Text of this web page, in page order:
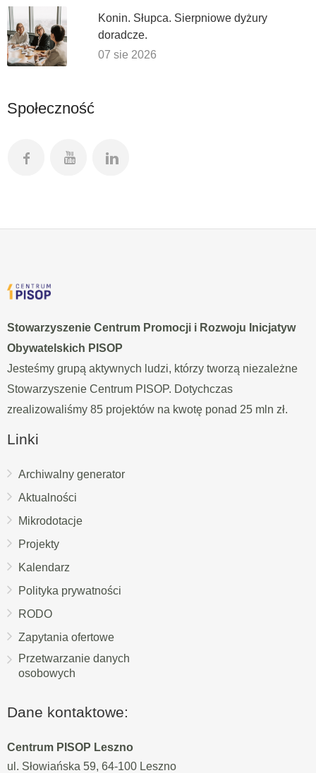
Konin. Słupca. Sierpniowe dyżury
doradcze.
07 sie 2026
Społeczność
Stowarzyszenie Centrum Promocji i Rozwoju Inicjatyw
Obywatelskich PISOP
Jesteśmy grupą aktywnych ludzi, którzy tworzą niezależne
Stowarzyszenie Centrum PISOP. Dotychczas
zrealizowaliśmy 85 projektów na kwotę ponad 25 mln zł.
Linki
Archiwalny generator
Aktualności
Mikrodotacje
Projekty
Kalendarz
Polityka prywatności
RODO
Zapytania ofertowe
Przetwarzanie danych
osobowych
Dane kontaktowe:
Centrum PISOP Leszno
ul. Słowiańska 59, 64-100 Leszno